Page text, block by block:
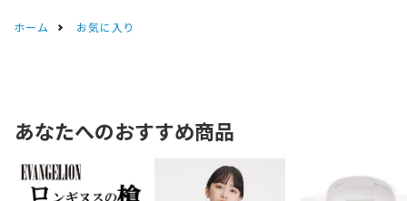
ホーム お気に入り